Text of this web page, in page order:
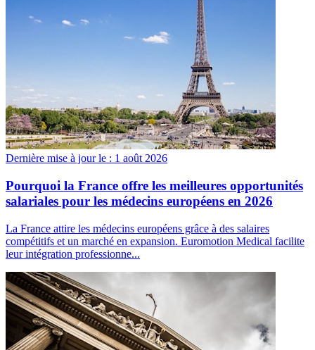
Dernière mise à jour le : 1 août 2026
Pourquoi la France offre les meilleures opportunités
salariales pour les médecins européens en 2026
La France attire les médecins européens grâce à des salaires
compétitifs et un marché en expansion. Euromotion Medical facilite
leur intégration professionne...